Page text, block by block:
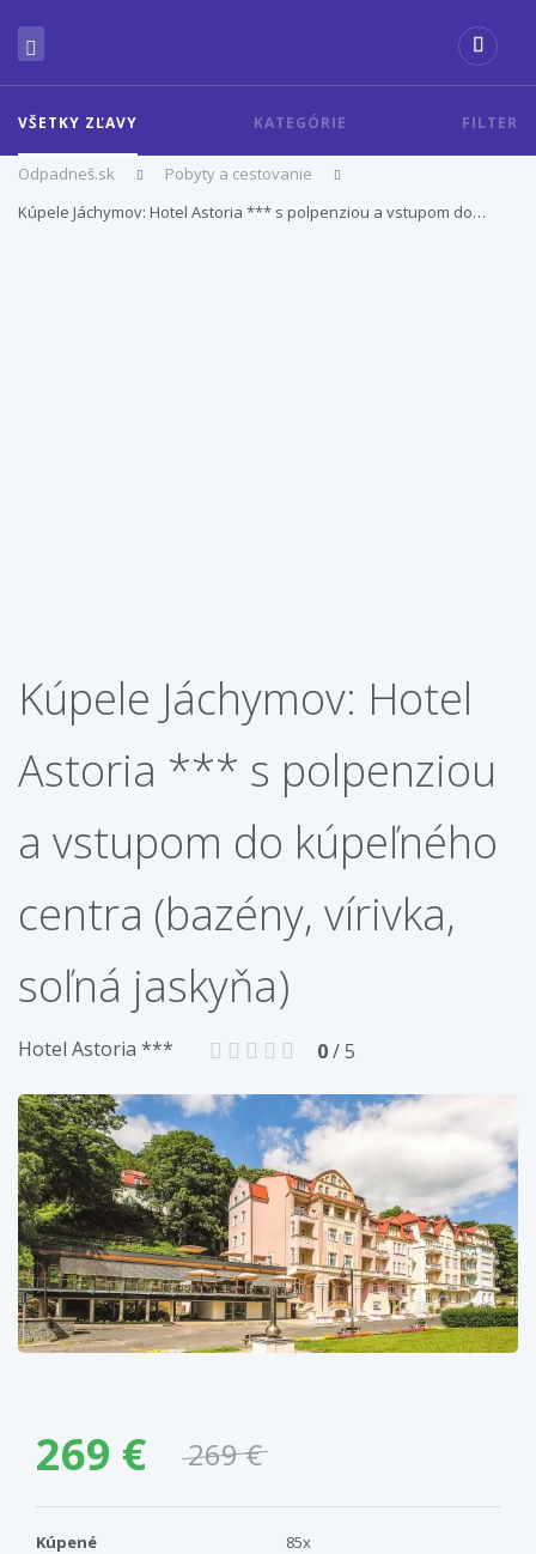
VŠETKY ZĽAVY KATEGÓRIE FILTER
Odpadneš.sk
Pobyty a cestovanie
Kúpele Jáchymov: Hotel Astoria *** s polpenziou a vstupom do…
Kúpele Jáchymov: Hotel
Astoria *** s polpenziou
a vstupom do kúpeľného
centra (bazény, vírivka,
soľná jaskyňa)
Hotel Astoria *** 0/ 5
269 € 269 €
Kúpené
85x